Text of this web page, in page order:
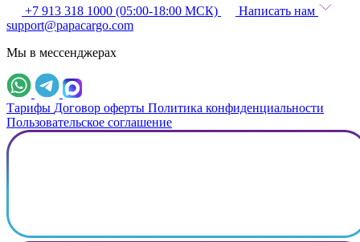
+7 913 318 1000 (05:00-18:00 МСК)
Написать нам
support@papacargo.com
Мы в мессенджерах
Тарифы Договор оферты Политика конфиденциальности
Пользовательское соглашение